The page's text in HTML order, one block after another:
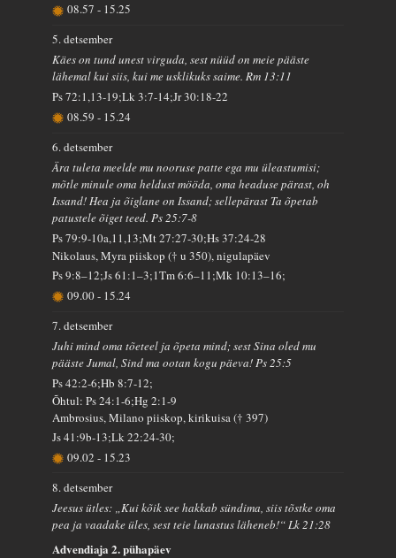
08.57- 15.25
5. detsember
Käes on tund unest virguda, sest nüüd on meie pääste
lähemal kui siis, kui me usklikuks saime. Rm 13:11
Ps 72:1,13-19;Lk 3:7-14;Jr 30:18-22
08.59- 15.24
6. detsember
Ära tuleta meelde mu nooruse patte ega mu üleastumisi;
mõtle minule oma heldust mööda, oma headuse pärast, oh
Issand! Hea ja õiglane on Issand; sellepärast Ta õpetab
patustele õiget teed. Ps 25:7-8
Ps 79:9-10a,11,13;Mt 27:27-30;Hs 37:24-28
Nikolaus, Myra piiskop († u 350), nigulapäev
Ps 9:8–12;Js 61:1–3;1Tm 6:6–11;Mk 10:13–16;
09.00- 15.24
7. detsember
Juhi mind oma tõeteel ja õpeta mind; sest Sina oled mu
pääste Jumal, Sind ma ootan kogu päeva! Ps 25:5
Ps 42:2-6;Hb 8:7-12;
Õhtul: Ps 24:1-6;Hg 2:1-9
Ambrosius, Milano piiskop, kirikuisa († 397)
Js 41:9b-13;Lk 22:24-30;
09.02- 15.23
8. detsember
Jeesus ütles: „Kui kõik see hakkab sündima, siis tõstke oma
pea ja vaadake üles, sest teie lunastus läheneb!“ Lk 21:28
Advendiaja 2. pühapäev